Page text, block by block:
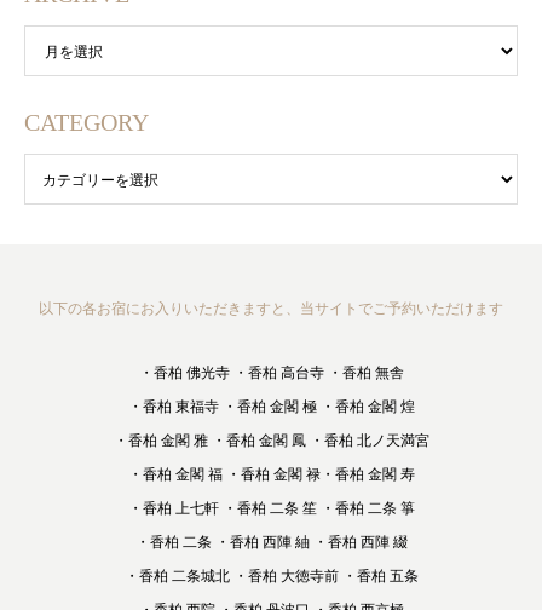
CATEGORY
以下の各お宿にお入りいただきますと、当サイトでご予約いただけます
・香柏 佛光寺 ・香柏 高台寺
・香柏 無舎
・香柏 東福寺
・香柏 金閣 極
・香柏 金閣 煌
・香柏 金閣 雅
・香柏 金閣 鳳
・香柏 北ノ天満宮
・香柏 金閣 福
・香柏 金閣 禄・香柏 金閣 寿
・香柏 上七軒
・香柏 二条 笙
・香柏 二条 箏
・香柏 二条
・香柏 西陣 紬
・香柏 西陣 綴
・香柏 二条城北
・香柏 大徳寺前
・香柏 五条